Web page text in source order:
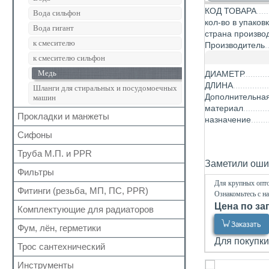
Кран шаровый для газа
Запчасти для кранов
Вода сильфон
Вода гигант
к смесителю
к смесителю сильфон
Медь
Шланги для стиральных и посудомоечных
машин
Прокладки и манжеты
Прокладки
Для радиаторов
Сальники
Манжеты для канализационных труб
Наборы
Сифоны
Выпуск
Донный клапан
Колено
Сифон
Обвязка для ванн
Трапы
Трубка
Гофра для сифона
Труба М.П. и PPR
Металлопластиковая
Полипропиленовая
Фильтры
Для обратного клапана
Косой
Прямой
Самопромывной
Другие
Фитинги (резьба, МП, ПС, PPR)
Резьбовые
Для МП труб
Для PPR труб
Для полотенцесушителей
Комплектующие для радиаторов
Наборы
Комплектующие
Краны Маевского
Фум, лён, герметики
ФУМ
Нить
Трос сантехнический
Инструменты
КОД ТОВАРА
кол-во в
страна
Производитель
ДИАМЕТР
ДЛИНА
материал
назначение
Заметили
Для крупных
Ознакомьтесь с
Цена по
Заказать
Для
медь в хроме
Трубка RR 114 FF
Ø10mm L=60cm,
медь в хроме
Заказать